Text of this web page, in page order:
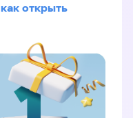
как открыть